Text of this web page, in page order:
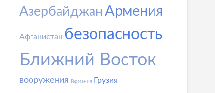
АзербайджанАрмения
Афганистан безопасность
Ближний Восток
вооружения Германия Грузия